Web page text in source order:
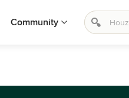
Community